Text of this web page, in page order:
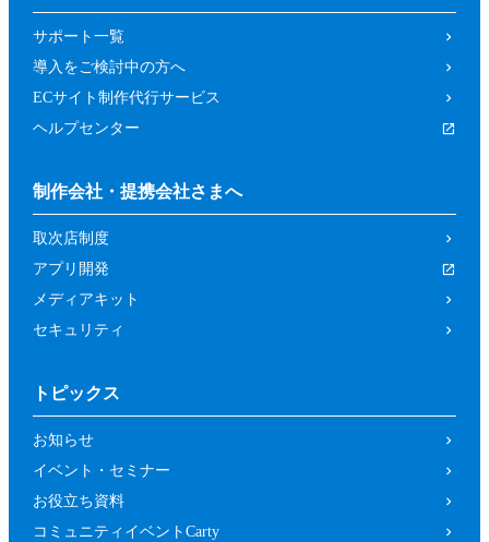
サポート一覧
導入をご検討中の方へ
ECサイト制作代行サービス
ヘルプセンター
制作会社・提携会社さまへ
取次店制度
アプリ開発
メディアキット
セキュリティ
トピックス
お知らせ
イベント・セミナー
お役立ち資料
コミュニティイベントCarty